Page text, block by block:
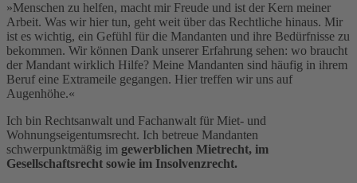
»Menschen zu helfen, macht mir Freude und ist der Kern meiner
Arbeit. Was wir hier tun, geht weit über das Rechtliche hinaus. Mir
ist es wichtig, ein Gefühl für die Mandanten und ihre Bedürfnisse zu
bekommen. Wir können Dank unserer Erfahrung sehen: wo braucht
der Mandant wirklich Hilfe? Meine Mandanten sind häufig in ihrem
Beruf eine Extrameile gegangen. Hier treffen wir uns auf
Augenhöhe.«
Ich bin Rechtsanwalt und Fachanwalt für Miet- und
Wohnungseigentumsrecht. Ich betreue Mandanten
schwerpunktmäßig im gewerblichen Mietrecht, im
Gesellschaftsrecht sowie im Insolvenzrecht.